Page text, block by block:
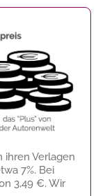
Verlagen
7%. Bei
3,49 €. Wir